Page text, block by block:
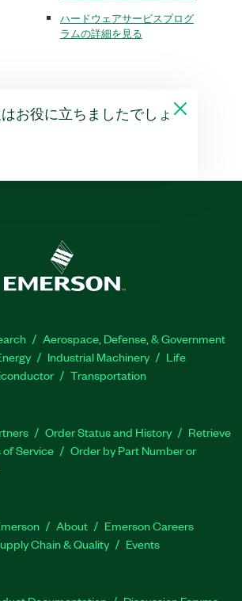
ハードウェアサービスプログ
ラムの詳細を見る
お役に立ちましたでしょ
Aerospace, Defense, & Government
Industrial Machinery
Life
Transportation
Order Status and History
Retrieve
of Service
Order by Part Number or
About
Emerson Careers
Chain & Quality Events